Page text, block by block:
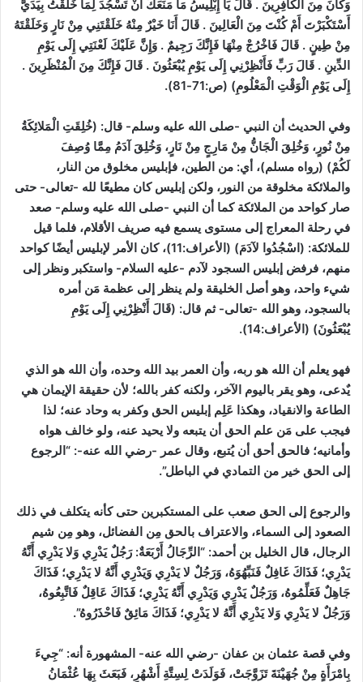
وَكَانَ مِنَ الْكَافِرِينَ . قَالَ يَا إِبْلِيسُ مَا مَنَعَكَ أَنْ تَسْجُدَ لِمَا خَلَقْتُ بِيَدَيَّ
أَسْتَكْبَرْتَ أَمْ كُنْتَ مِنَ الْعَالِينَ . قَالَ أَنَا خَيْرٌ مِنْهُ خَلَقْتَنِي مِنْ نَارٍ وَخَلَقْتَهُ
مِنْ طِينٍ . قَالَ فَاخْرُجْ مِنْهَا فَإِنَّكَ رَجِيمٌ . وَإِنَّ عَلَيْكَ لَعْنَتِي إِلَى يَوْمِ
الدِّينِ . قَالَ رَبِّ فَأَنْظِرْنِي إِلَى يَوْمِ يُبْعَثُونَ . قَالَ فَإِنَّكَ مِنَ الْمُنْظَرِينَ .
إِلَى يَوْمِ الْوَقْتِ الْمَعْلُومِ) (ص:71-81) .
وفي الحديث أن النبي -صلى الله عليه وسلم- قال: (خُلِقَتِ الْمَلائِكَةُ
مِنْ نُورٍ، وَخُلِقَ الْجَانُّ مِنْ مَارِجٍ مِنْ نَارٍ، وَخُلِقَ آدَمُ مِمَّا وُصِفَ
لَكُمْ) (رواه مسلم)، أي: من الطين، فإبليس مخلوق من النار،
والملائكة مخلوقة من النور، ولكن إبليس كان مطيعًا لله -تعالى- حتى
صار كواحد من الملائكة كما أن النبي -صلى الله عليه وسلم- صعد
في رحلة المعراج إلى مستوى يسمع فيه صريف الأقلام، فلما قيل
للملائكة: (اسْجُدُوا لآدَمَ) (الأعراف:11)
، كان الأمر لإبليس أيضًا كواحد
منهم، فرفض إبليس السجود لآدم -عليه السلام- واستكبر ونظر إلى
شيء واحد، وهو أصل الخليقة ولم ينظر إلى عظمة مَن أمره
بالسجود، وهو الله -تعالى- ثم قال: (قَالَ أَنْظِرْنِي إِلَى يَوْمِ
يُبْعَثُونَ) (الأعراف:14) .
فهو يعلم أن الله هو ربه، وأن العمر بيد الله وحده، وأن الله هو الذي
يٌدعى، وهو يقر باليوم الآخر، ولكنه كفر بالله؛ لأن حقيقة الإيمان هي
الطاعة والانقياد، وهكذا عَلِم إبليس الحق وكفر به وحاد عنه؛ لذا
فيجب على مَن علم الحق أن يتبعه ولا يحيد عنه، ولو خالف هواه
وأمانيه؛ فالحق أحق أن يُتبع، وقال عمر -رضي الله عنه-: “الرجوع
إلى الحق خير من التمادي في الباطل”.
والرجوع إلى الحق صعب على المستكبرين حتى كأنه يتكلف في ذلك
الصعود إلى السماء، والاعتراف بالحق مِن الفضائل، وهو مِن شيم
الرجال، قال الخليل بن أحمد: “الرِّجَالُ أَرْبَعَةٌ: رَجُلٌ يَدْرِي وَلا يَدْرِي أَنَّهُ
يَدْرِي؛ فَذَاكَ غَافِلٌ فَنَبِّهُوَهُ، وَرَجُلٌ لا يَدْرِي وَيَدْرِي أَنَّهُ لا يَدْرِي؛ فَذَاكَ
جَاهِلٌ فَعَلِّمُوهُ، وَرَجُلٌ يَدْرِي وَيَدْرِي أَنَّهُ يَدْرِي؛ فَذَاكَ عَاقِلٌ فَاتَّبِعُوهُ،
وَرَجُلٌ لا يَدْرِي وَلا يَدْرِي أَنَّهُ لا يَدْرِي؛ فَذَاكَ مَائِقٌ فَاحْذَرُوهُ”.
وفي قصة عثمان بن عفان -رضي الله عنه- المشهورة أنه: “جِيءَ
بِامْرَأَةٍ مِنْ جُهَيْنَةَ تَزَوَّجَتْ، فَوَلَدَتْ لِسِتَّةِ أَشْهُرٍ، فَبَعَثَ بِهَا عُثْمَانُ